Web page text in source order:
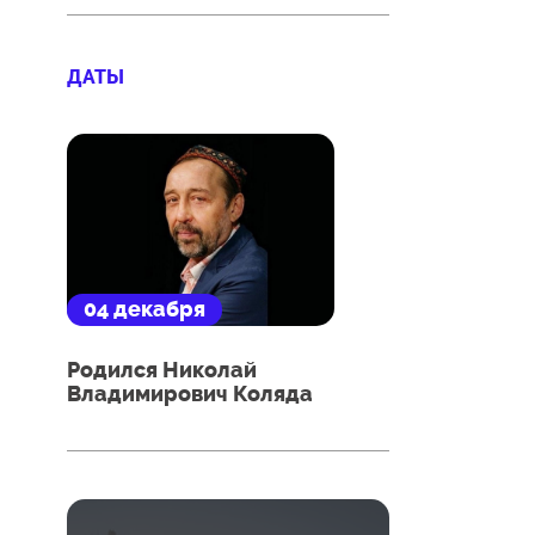
ДАТЫ
04 декабря
Родился Николай
Владимирович Коляда